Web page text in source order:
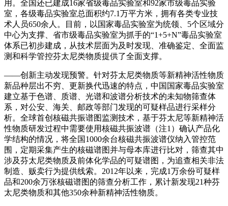
用。全国还已建成16家省级毒品实验室和92家市级毒品实验
室，各级毒品实验室总面积约7.1万平方米，拥有各类专业技
术人员650余人。目前，以国家毒品实验室为统领、5个区域分
中心为支撑、省市级毒品实验室为抓手的“1+5+N”毒品实验室
体系已初步建成，从技术层面为及时发现、准确鉴定、全面监
测和科学管控芬太尼类物质提供了全面支撑。
——创新主动发现预警。针对芬太尼类物质等新精神活性物质
新品种层出不穷、更新换代迅速的特点，中国国家毒品实验室
建立基于色谱、质谱、光谱和波谱分析技术的未知物筛查体
系，对公安、海关、邮政等部门发现的可疑样品进行采样分
析。全球首创核磁共振谱图监测技术，基于芬太尼等新精神活
性物质研发过程中需要使用核磁共振波谱（注1）确认产品化
学结构的情况，将全国1000余台核磁共振波谱仪纳入管控范
围，定期采集产生的核磁谱图并与母本库进行比对，筛查其中
涉及芬太尼类物质及前体化学品的可疑谱图，为追查相关非法
制造、贩卖行为提供线索。2012年以来，完成1万余份可疑样
品和200余万张核磁谱图的筛查分析工作，累计新发现21种芬
太尼类物质和其他350余种新精神活性物质。